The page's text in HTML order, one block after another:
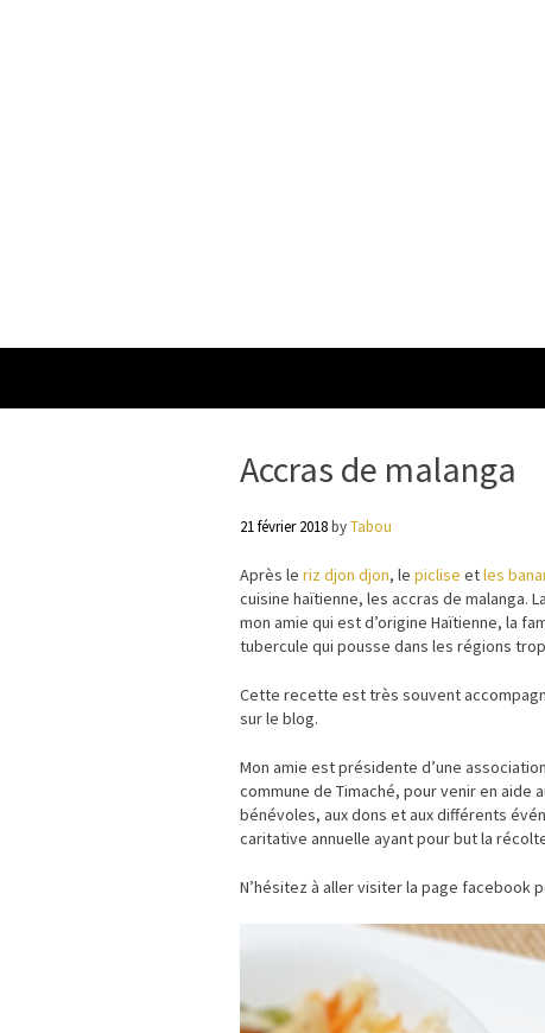
Accras de malanga
21 février 2018byTabou
Après le riz djon djon, le piclise etles
cuisine haïtienne, les accras de malanga.
mon amie qui est d’origine Haïtienne, la
tubercule qui pousse dans les régions
Cette recette est très souvent
sur le blog.
Mon amie est présidente d’une
commune de Timaché, pour venir en aide
bénévoles, aux dons et aux différents
caritative annuelle ayant pour but la
N’hésitez à aller visiter la page facebook